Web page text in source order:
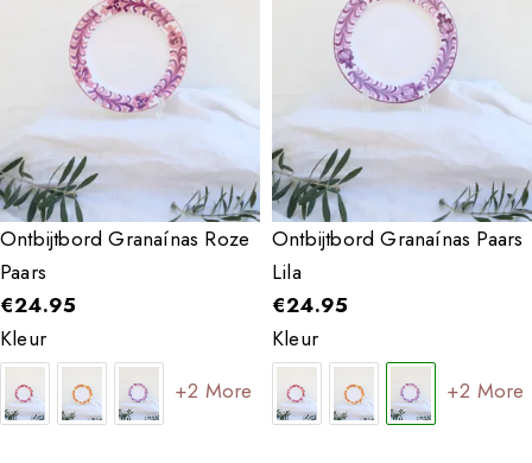
Ontbijtbord Granaínas Roze
Paars
€24.95
Kleur
+2 More
Ontbijtbord Granaínas Paars
Lila
€24.95
Kleur
+2 More